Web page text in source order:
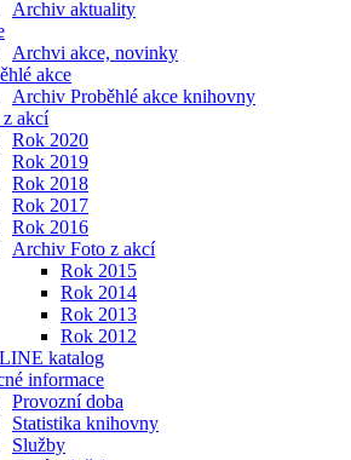
Archiv aktuality
Archvi akce, novinky
akce
Archiv Proběhlé akce knihovny
akcí
Rok 2020
Rok 2019
Rok 2018
Rok 2017
Rok 2016
Archiv Foto z akcí
Rok 2015
Rok 2014
Rok 2013
Rok 2012
katalog
informace
Provozní doba
Statistika knihovny
Služby